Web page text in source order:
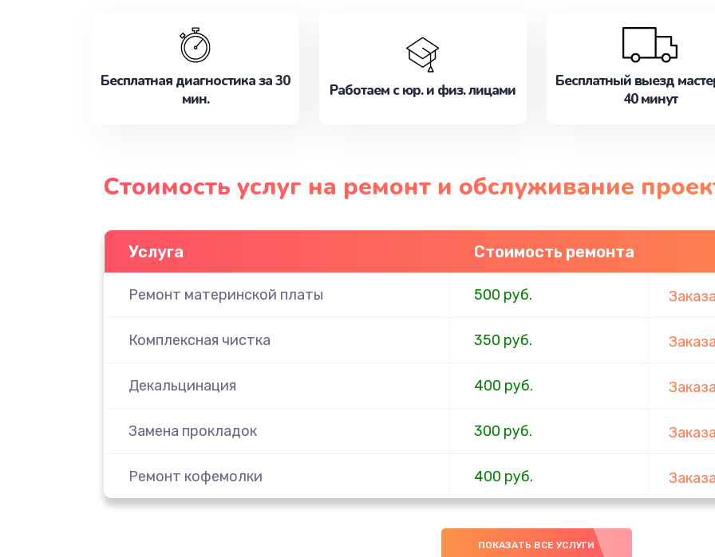
Бесплатная диагностика за 30
мин.
Работаем с юр. и физ. лицами
Бесплатный выезд
40 минут
Стоимость услуг на ремонт и обслуживание
Услуга Стоимость ремонта
Ремонт материнской платы 500 руб.
Комплексная чистка 350 руб.
Декальцинация 400 руб.
Замена прокладок 300 руб.
Ремонт кофемолки 400 руб.
ПОКАЗАТЬ ВСЕ УСЛУГИ